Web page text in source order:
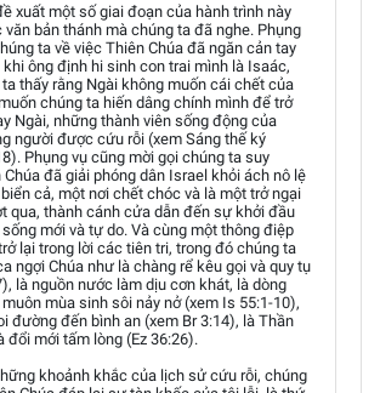
xuất một số giai đoạn của hành trình này
văn bản thánh mà chúng ta đã nghe. Phụng
ta về việc Thiên Chúa đã ngăn cản tay
ông định hi sinh con trai mình là Isaác,
thấy rằng Ngài không muốn cái chết của
chúng ta hiến dâng chính mình để trở
Ngài, những thành viên sống động của
người được cứu rỗi (xem Sáng thế ký
Phụng vụ cũng mời gọi chúng ta suy
đã giải phóng dân Israel khỏi ách nô lệ
cả, một nơi chết chóc và là một trở ngại
qua, thành cánh cửa dẫn đến sự khởi đầu
mới và tự do. Và cùng một thông điệp
lại trong lời các tiên tri, trong đó chúng ta
ngợi Chúa như là chàng rể kêu gọi và quy tụ
là nguồn nước làm dịu cơn khát, là dòng
mùa sinh sôi nảy nở (xem Is 55:1-10),
đường đến bình an (xem Br 3:14), là Thần
đổi mới tấm lòng (Ez 36:26).
khoảnh khắc của lịch sử cứu rỗi, chúng